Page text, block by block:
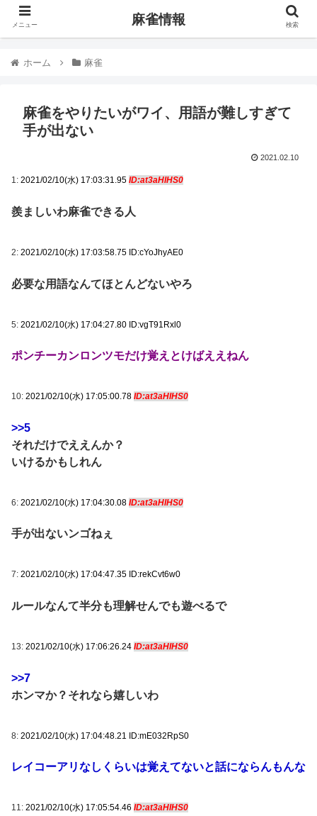
ホーム 麻雀
麻雀をやりたいがワイ、用語が難しすぎて
手が出ない
2021.02.10
1: 2021/02/10(水) 17:03:31.95 ID:at3aHIHS0
羨ましいわ麻雀できる人
2: 2021/02/10(水) 17:03:58.75 ID:cYoJhyAE0
必要な用語なんてほとんどないやろ
5: 2021/02/10(水) 17:04:27.80 ID:vgT91Rxl0
ポンチーカンロンツモだけ覚えとけばええねん
10: 2021/02/10(水) 17:05:00.78 ID:at3aHIHS0
>>5
それだけでええんか？
いけるかもしれん
6: 2021/02/10(水) 17:04:30.08 ID:at3aHIHS0
手が出ないンゴねぇ
7: 2021/02/10(水) 17:04:47.35 ID:rekCvt6w0
ルールなんて半分も理解せんでも遊べるで
13: 2021/02/10(水) 17:06:26.24 ID:at3aHIHS0
>>7
ホンマか？それなら嬉しいわ
8: 2021/02/10(水) 17:04:48.21 ID:mE032RpS0
レイコーアリなしくらいは覚えてないと話にならんもんな
11: 2021/02/10(水) 17:05:54.46 ID:at3aHIHS0
メニュー 麻雀情報 検索